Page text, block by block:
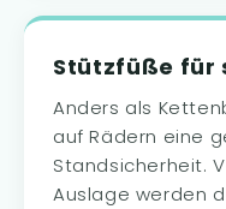
Stützfüße für
Anders als
auf Rädern eine
Standsicherheit.
Auslage werden